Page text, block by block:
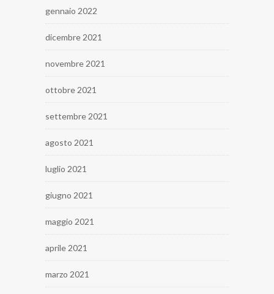
gennaio 2022
dicembre 2021
novembre 2021
ottobre 2021
settembre 2021
agosto 2021
luglio 2021
giugno 2021
maggio 2021
aprile 2021
marzo 2021